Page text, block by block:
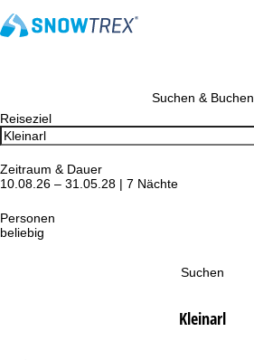
Suchen & Buchen
Reiseziel
Zeitraum & Dauer
10.08.26 – 31.05.28 | 7 Nächte
Personen
beliebig
Suchen
Kleinarl